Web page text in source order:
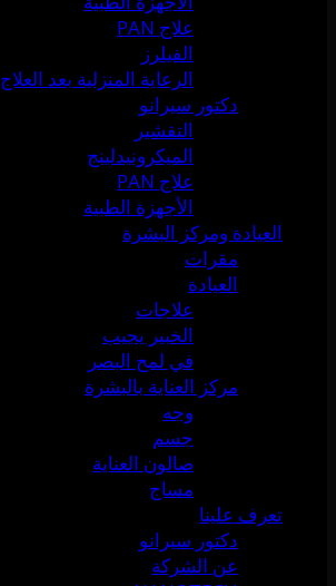
علاج PAN
الفيلرز
الرعاية المنزلية بعد العلاج
دكتور سيرانو
التقشير
الميكرونيدلينج
علاج PAN
الأجهزة الطبية
العيادة ومركز البشرة
مقرات
العيادة
علاجات
الخبير يجيب
في لمح البصر
مركز العناية بالبشرة
وجه
جسم
صالون العناية
مساج
تعرف علينا
دكتور سيرانو
عن الشركة